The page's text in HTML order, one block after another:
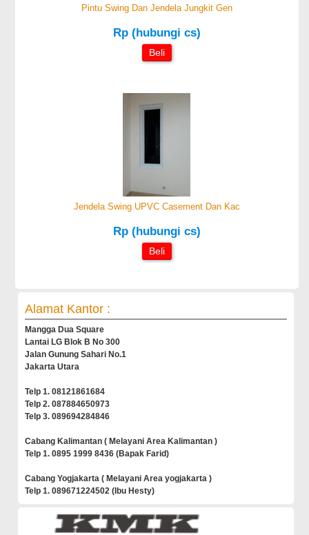
Pintu Swing Dan Jendela Jungkit Gen
Rp (hubungi cs)
Beli
Jendela Swing UPVC Casement Dan Kac
Rp (hubungi cs)
Beli
Alamat Kantor :
Mangga Dua Square
Lantai LG Blok B No 300
Jalan Gunung Sahari No.1
Jakarta Utara
Telp 1. 08121861684
Telp 2. 087884650973
Telp 3. 089694284846
Cabang Kalimantan ( Melayani Area Kalimantan )
Telp 1. 0895 1999 8436 (Bapak Farid)
Cabang Yogjakarta ( Melayani Area yogjakarta )
Telp 1. 089671224502 (Ibu Hesty)